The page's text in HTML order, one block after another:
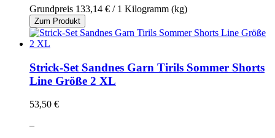
Grundpreis 133,14 € / 1 Kilogramm (kg)
Zum Produkt
Strick-Set Sandnes Garn Tirils Sommer Shorts
Line Größe 2 XL
53,50 €
–